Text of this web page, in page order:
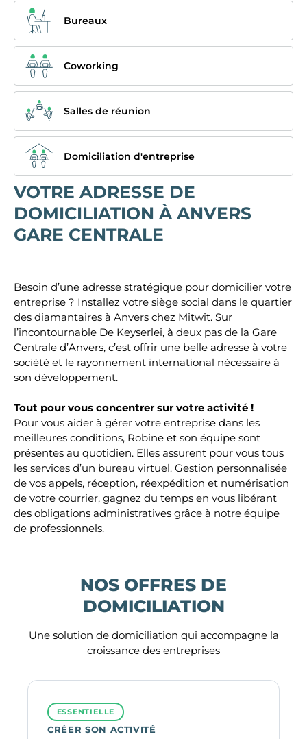
Bureaux
Coworking
Salles de réunion
Domiciliation d'entreprise
VOTRE ADRESSE DE
DOMICILIATION À ANVERS
GARE CENTRALE
Besoin d’une adresse stratégique pour domicilier votre
entreprise ? Installez votre siège social dans le quartier
des diamantaires à Anvers chez Mitwit. Sur
l’incontournable De Keyserlei, à deux pas de la Gare
Centrale d’Anvers, c’est offrir une belle adresse à votre
société et le rayonnement international nécessaire à
son développement.
Tout pour vous concentrer sur votre activité !
Pour vous aider à gérer votre entreprise dans les
meilleures conditions, Robine et son équipe sont
présentes au quotidien. Elles assurent pour vous tous
les services d’un bureau virtuel. Gestion personnalisée
de vos appels, réception, réexpédition et numérisation
de votre courrier, gagnez du temps en vous libérant
des obligations administratives grâce à notre équipe
de professionnels.
NOS OFFRES DE
DOMICILIATION
Une solution de domiciliation qui accompagne la
croissance des entreprises
ESSENTIELLE
CRÉER SON ACTIVITÉ